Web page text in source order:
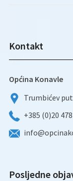
Kontakt
Općina Konavle
Trumbićev
+385 (0)20
Posljedne